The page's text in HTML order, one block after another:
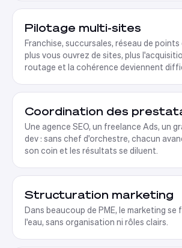
Pilotage multi-sites
Franchise, succursales, réseau de points
plus vous ouvrez de sites, plus
routage et la cohérence deviennent
Coordination des
Une agence SEO, un freelance Ads, un
dev : sans chef d'orchestre, chacun
son coin et les résultats se diluent
Structuration marketing
Dans beaucoup de PME, le marketing se
l'eau, sans organisation ni rôles clairs